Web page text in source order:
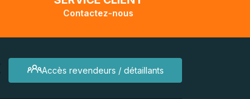
Contactez-nous
Accès revendeurs / détaillants